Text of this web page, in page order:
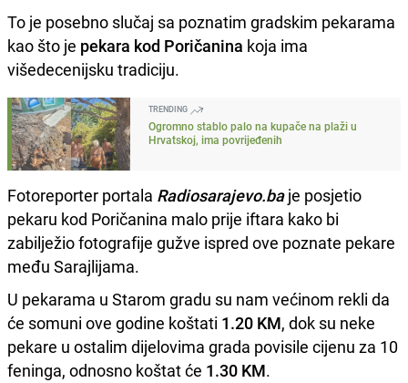
To je posebno slučaj sa poznatim gradskim pekarama
kao što je pekara kod Poričanina koja ima
višedecenijsku tradiciju.
TRENDING
Ogromno stablo palo na kupače na plaži u
Hrvatskoj, ima povrijeđenih
Fotoreporter portala Radiosarajevo.baje posjetio
pekaru kod Poričanina malo prije iftara kako bi
zabilježio fotografije gužve ispred ove poznate pekare
među Sarajlijama.
U pekarama u Starom gradu su nam većinom rekli da
će somuni ove godine koštati 1.20 KM, dok su neke
pekare u ostalim dijelovima grada povisile cijenu za 10
feninga, odnosno koštat će 1.30 KM.